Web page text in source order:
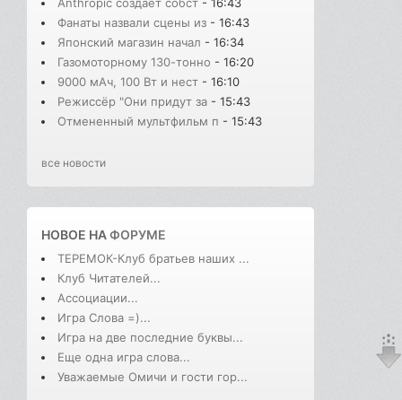
Фанаты назвали сцены из - 16:43
Японский магазин начал - 16:34
Газомоторному 130-тонно - 16:20
9000 мАч, 100 Вт и нест - 16:10
Режиссёр "Они придут за - 15:43
Отмененный мультфильм п - 15:43
все новости
НОВОЕ НАФОРУМЕ
ТЕРЕМОК-Клуб братьев наших ...
Клуб Читателей...
Ассоциации...
Игра Слова =)...
Игра на две последние буквы...
Еще одна игра слова...
Уважаемые Омичи и гости гор...